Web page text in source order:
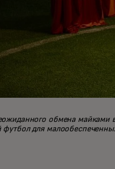
обмена майками
футбол для